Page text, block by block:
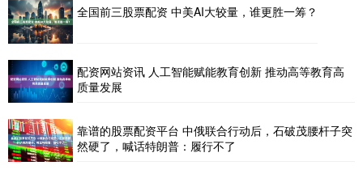
全国前三股票配资 中美AI大较量，谁更胜一筹？
配资网站资讯 人工智能赋能教育创新 推动高等教育高
质量发展
靠谱的股票配资平台 中俄联合行动后，石破茂腰杆子突
然硬了，喊话特朗普：履行不了